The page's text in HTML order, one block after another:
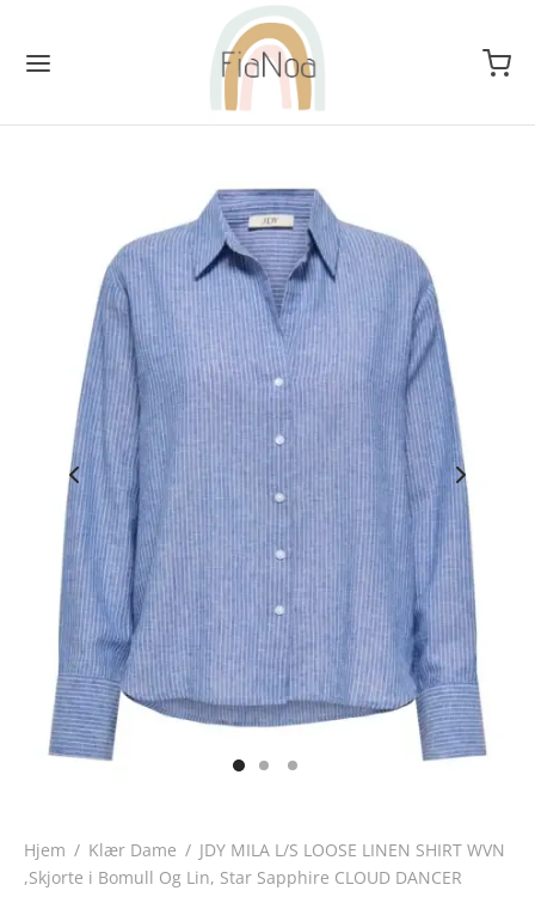
Hjem / Klær Dame / JDY MILA L/S LOOSE LINEN SHIRT WVN
,Skjorte i Bomull Og Lin, Star Sapphire CLOUD DANCER